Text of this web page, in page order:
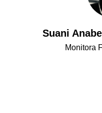
Suani
Monitora